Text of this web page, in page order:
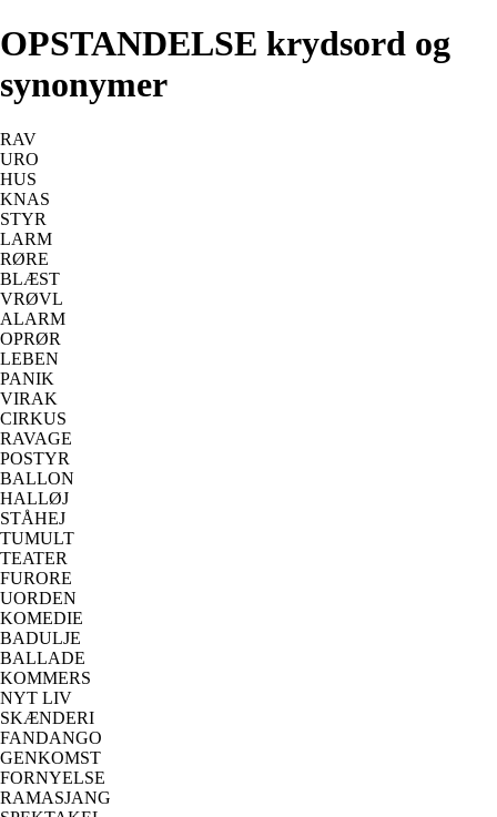
OPSTANDELSE krydsord og
synonymer
RAV
URO
HUS
KNAS
STYR
LARM
RØRE
BLÆST
VRØVL
ALARM
OPRØR
LEBEN
PANIK
VIRAK
CIRKUS
RAVAGE
POSTYR
BALLON
HALLØJ
STÅHEJ
TUMULT
TEATER
FURORE
UORDEN
KOMEDIE
BADULJE
BALLADE
KOMMERS
NYT LIV
SKÆNDERI
FANDANGO
GENKOMST
FORNYELSE
RAMASJANG